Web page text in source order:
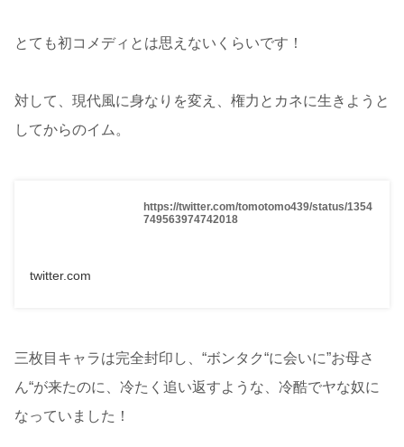
とても初コメディとは思えないくらいです！
対して、現代風に身なりを変え、権力とカネに生きようと
してからのイム。
https://twitter.com/tomotomo439/status/1354
749563974742018
twitter.com
三枚目キャラは完全封印し、“ボンタク“に会いに”お母さ
ん“が来たのに、冷たく追い返すような、冷酷でヤな奴に
なっていました！